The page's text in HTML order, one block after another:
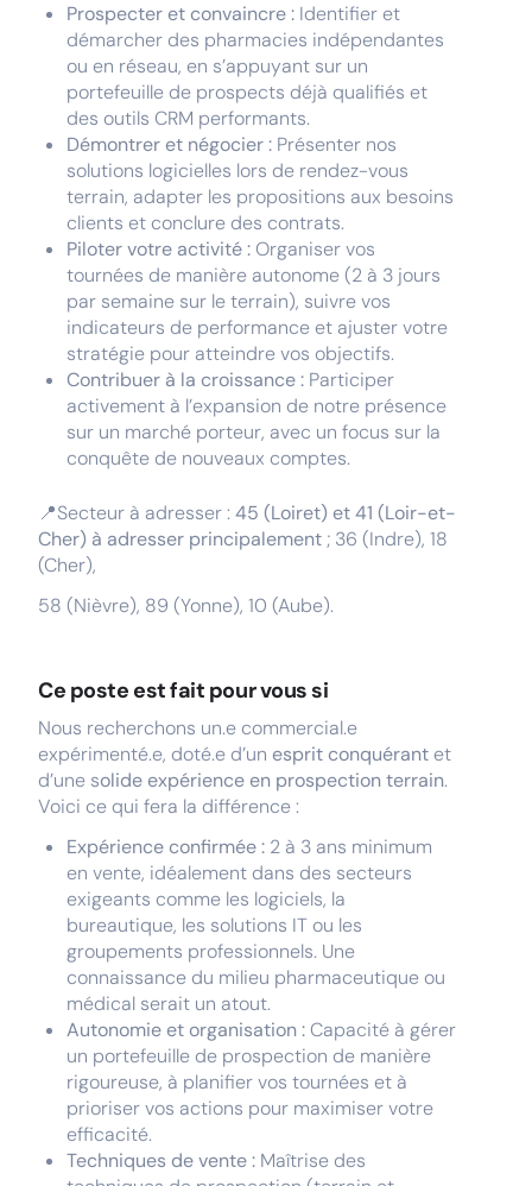
Prospecter et convaincre : Identifier et
démarcher des pharmacies indépendantes
ou en réseau, en s’appuyant sur un
portefeuille de prospects déjà qualifiés et
des outils CRM performants.
Démontrer et négocier : Présenter nos
solutions logicielles lors de rendez-vous
terrain, adapter les propositions aux besoins
clients et conclure des contrats.
Piloter votre activité :Organiser vos
tournées de manière autonome (2 à 3 jours
par semaine sur le terrain), suivre vos
indicateurs de performance et ajuster votre
stratégie pour atteindre vos objectifs.
Contribuer à la croissance : Participer
activement à l’expansion de notre présence
sur un marché porteur, avec un focus sur la
conquête de nouveaux comptes.
📍Secteur à adresser :45 (Loiret) et 41 (Loir-et-
Cher) à adresser principalement ; 36 (Indre), 18
(Cher),
58 (Nièvre), 89 (Yonne), 10 (Aube).
Ce poste est fait pour vous si
Nous recherchons un.e commercial.e
expérimenté.e, doté.e d’un esprit conquérant et
d’une solide expérience en prospection terrain.
Voici ce qui fera la différence :
Expérience confirmée : 2 à 3 ans minimum
en vente, idéalement dans des secteurs
exigeants comme les logiciels, la
bureautique, les solutions IT ou les
groupements professionnels. Une
connaissance du milieu pharmaceutique ou
médical serait un atout.
Autonomie et organisation :Capacité à gérer
un portefeuille de prospection de manière
rigoureuse, à planifier vos tournées et à
prioriser vos actions pour maximiser votre
efficacité.
Techniques de vente : Maîtrise des